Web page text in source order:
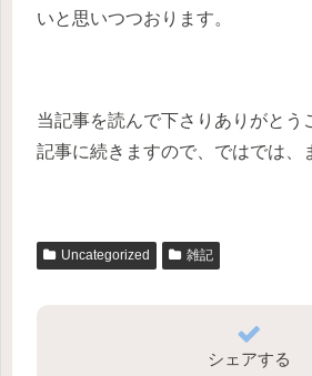
いと思いつつおります。
当記事を読んで下さりありがとう
記事に続きますので、ではでは、
Uncategorized 雑記
シェアする